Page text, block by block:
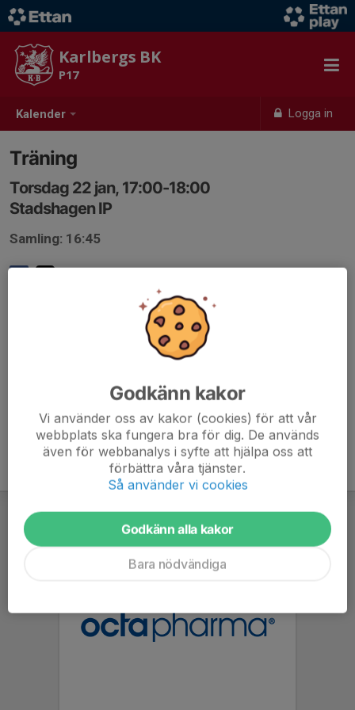
Kalender Logga in
Karlbergs BK
P17
Träning
Torsdag 22 jan, 17:00-18:00
Stadshagen IP
Samling: 16:45
Godkänn kakor
Vi använder oss av kakor (cookies) för att vår
webbplats ska fungera bra för dig. De används
även för webbanalys i syfte att hjälpa oss att
förbättra våra tjänster.
Så använder vi cookies
Godkänn alla kakor
Bara nödvändiga